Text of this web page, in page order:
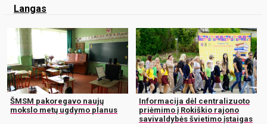
Langas
ŠMSM pakoregavo naujų
mokslo metų ugdymo planus
Informacija dėl centralizuoto
priėmimo į Rokiškio rajono
savivaldybės švietimo įstaigas